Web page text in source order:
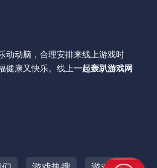
动动脑，合理安排来线上游戏时
健康又快乐。线上一起轰趴游戏网